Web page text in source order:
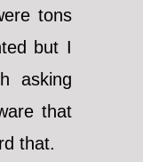
tons
but I
asking
that
that.